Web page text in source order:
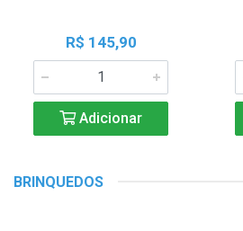
R$ 145,90
Adicionar
BRINQUEDOS